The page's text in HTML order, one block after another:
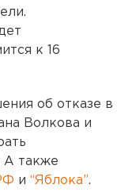
к 16
об отказе в
Волкова и
А также
и “Яблока”.